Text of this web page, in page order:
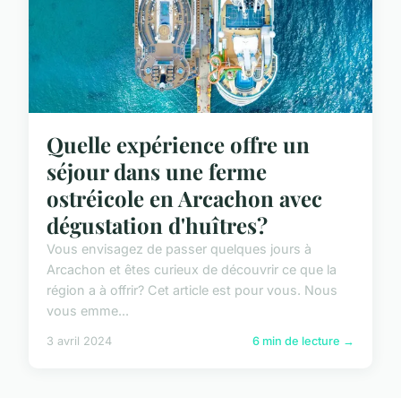
Quelle expérience offre un
séjour dans une ferme
ostréicole en Arcachon avec
dégustation d'huîtres?
Vous envisagez de passer quelques jours à
Arcachon et êtes curieux de découvrir ce que la
région a à offrir? Cet article est pour vous. Nous
vous emme...
3 avril 2024 6 min de lecture →